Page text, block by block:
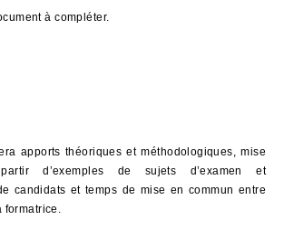
à compléter.
apports théoriques et méthodologiques, mise
d’exemples de sujets d’examen et
candidats et temps de mise en commun entre
formatrice.